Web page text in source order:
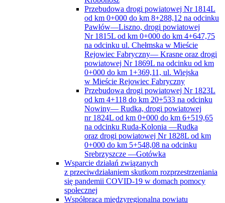
Przebudowa drogi powiatowej Nr 1814L
od km 0+000 do km 8+288,12 na odcinku
Pawłów—Liszno, drogi powiatowej
Nr 1815L od km 0+000 do km 4+647,75
na odcinku ul. Chełmska w Mieście
Rejowiec Fabryczny— Krasne oraz drogi
powiatowej Nr 1869L na odcinku od km
0+000 do km 1+369,11, ul. Wiejska
w Mieście Rejowiec Fabryczny
Przebudowa drogi powiatowej Nr 1823L
od km 4+118 do km 20+533 na odcinku
Nowiny— Rudka, drogi powiatowej
nr 1824L od km 0+000 do km 6+519,65
na odcinku Ruda-Kolonia —Rudka
oraz drogi powiatowej Nr 1828L od km
0+000 do km 5+548,08 na odcinku
Srebrzyszcze —Gotówka
Wsparcie działań związanych
z przeciwdziałaniem skutkom rozprzestrzeniania
się pandemii COVID-19 w domach pomocy
społecznej
Współpraca międzyregionalna powiatu